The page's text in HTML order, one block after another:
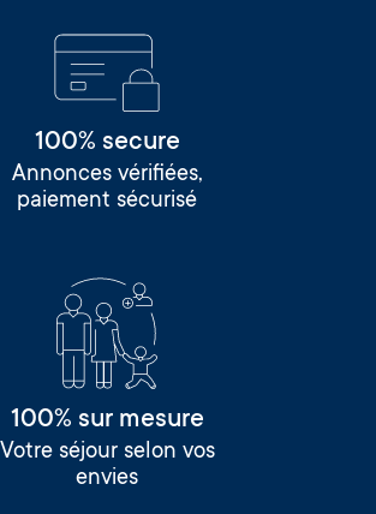
100% secure
Annonces vérifiées,
paiement sécurisé
100% sur mesure
Votre séjour selon vos
envies